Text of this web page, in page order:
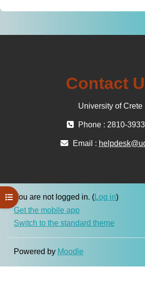
Open course index
Contact
University of Crete
Phone : 2810-
Email :
You are not logged in. (Log in)
Get the mobile app
Switch to the standard theme
Powered by Moodle